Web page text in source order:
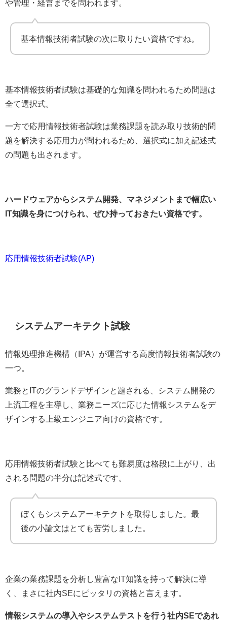
や管理・経営までを問われます。
基本情報技術者試験の次に取りたい資格ですね。
基本情報技術者試験は基礎的な知識を問われるため問題は
全て選択式。
一方で応用情報技術者試験は業務課題を読み取り技術的問
題を解決する応用力が問われるため、選択式に加え記述式
の問題も出されます。
ハードウェアからシステム開発、マネジメントまで幅広い
IT知識を身につけられ、ぜひ持っておきたい資格です。
応用情報技術者試験(AP)
システムアーキテクト試験
情報処理推進機構（IPA）が運営する高度情報技術者試験の
一つ。
業務とITのグランドデザインと題される、システム開発の
上流工程を主導し、業務ニーズに応じた情報システムをデ
ザインする上級エンジニア向けの資格です。
応用情報技術者試験と比べても難易度は格段に上がり、出
される問題の半分は記述式です。
ぼくもシステムアーキテクトを取得しました。最
後の小論文はとても苦労しました。
企業の業務課題を分析し豊富なIT知識を持って解決に導
く、まさに社内SEにピッタリの資格と言えます。
情報システムの導入やシステムテストを行う社内SEであれ